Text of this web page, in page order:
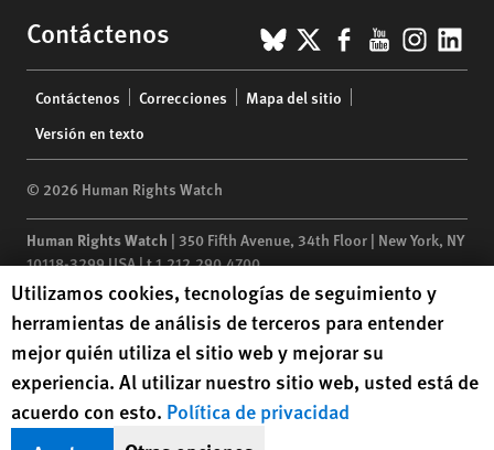
Contáctenos BlueSky
X Facebook
YouTube
menu
Contáctenos Correcciones
Mapa del sitio
Versión en texto
© 2026 Human Rights Watch
Human Rights Watch | 350 Fifth Avenue, 34th Floor | New York, NY
10118-3299USA|t1.212.290.4700
Human Rights Watchis a 501(C)(3) nonprofit registered in the US
under EIN: 13-2875808
Human Rights Watch cookie preferences
Utilizamos cookies, tecnologías de seguimiento y
herramientas de análisis de terceros para entender
mejor quién utiliza el sitio web y mejorar su
experiencia. Al utilizar nuestro sitio web, usted está de
acuerdo con esto. Política de privacidad